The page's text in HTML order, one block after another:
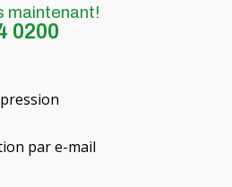
Deutsch
Hrvatski
Čeština
maintenant!
0200
par e-mail